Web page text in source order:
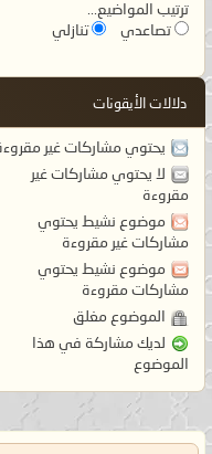
ترتيب المواضيع...
تصاعدي
تنازلي
دلالات الأيقونات
يحتوي مشاركات غير
لا يحتوي مشاركات غير
مقروءة
موضوع نشيط يحتوي
مشاركات غير مقروءة
موضوع نشيط يحتوي
مشاركات مقروءة
الموضوع مغلق
لديك مشاركة في هذا
الموضوع